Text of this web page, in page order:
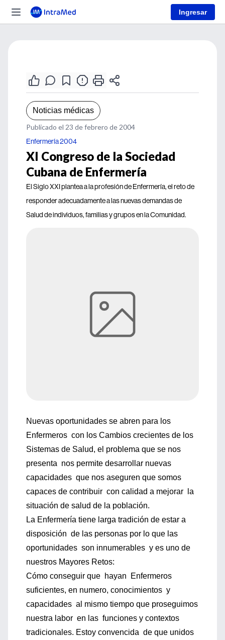
Ingresar
Noticias médicas
Publicado el 23 de febrero de 2004
Enfermería 2004
XI Congreso de la Sociedad
Cubana de Enfermería
El Siglo XXI plantea a la profesión de Enfermería, el reto de
responder adecuadamente a las nuevas demandas de
Salud de individuos, familias y grupos en la Comunidad.
Nuevas oportunidades se abren para los
Enfermeros con los Cambios crecientes de los
Sistemas de Salud, el problema que se nos
presenta nos permite desarrollar nuevas
capacidades que nos aseguren que somos
capaces de contribuir con calidad a mejorar la
situación de salud de la población.
La Enfermería tiene larga tradición de estar a
disposición de las personas por lo que las
oportunidades son innumerables y es uno de
nuestros Mayores Retos:
Cómo conseguir que hayan Enfermeros
suficientes, en numero, conocimientos y
capacidades al mismo tiempo que proseguimos
nuestra labor en las funciones y contextos
tradicionales. Estoy convencida de que unidos